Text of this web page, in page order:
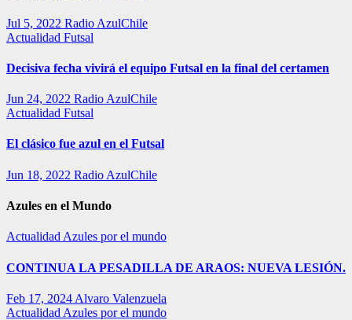
Jul 5, 2022 Radio AzulChile
Actualidad Futsal
Decisiva fecha vivirá el equipo Futsal en la final del certamen
Jun 24, 2022 Radio AzulChile
Actualidad Futsal
El clásico fue azul en el Futsal
Jun 18, 2022 Radio AzulChile
Azules en el Mundo
Actualidad Azules por el mundo
CONTINUA LA PESADILLA DE ARAOS: NUEVA LESIÓN.
Feb 17, 2024 Alvaro Valenzuela
Actualidad Azules por el mundo